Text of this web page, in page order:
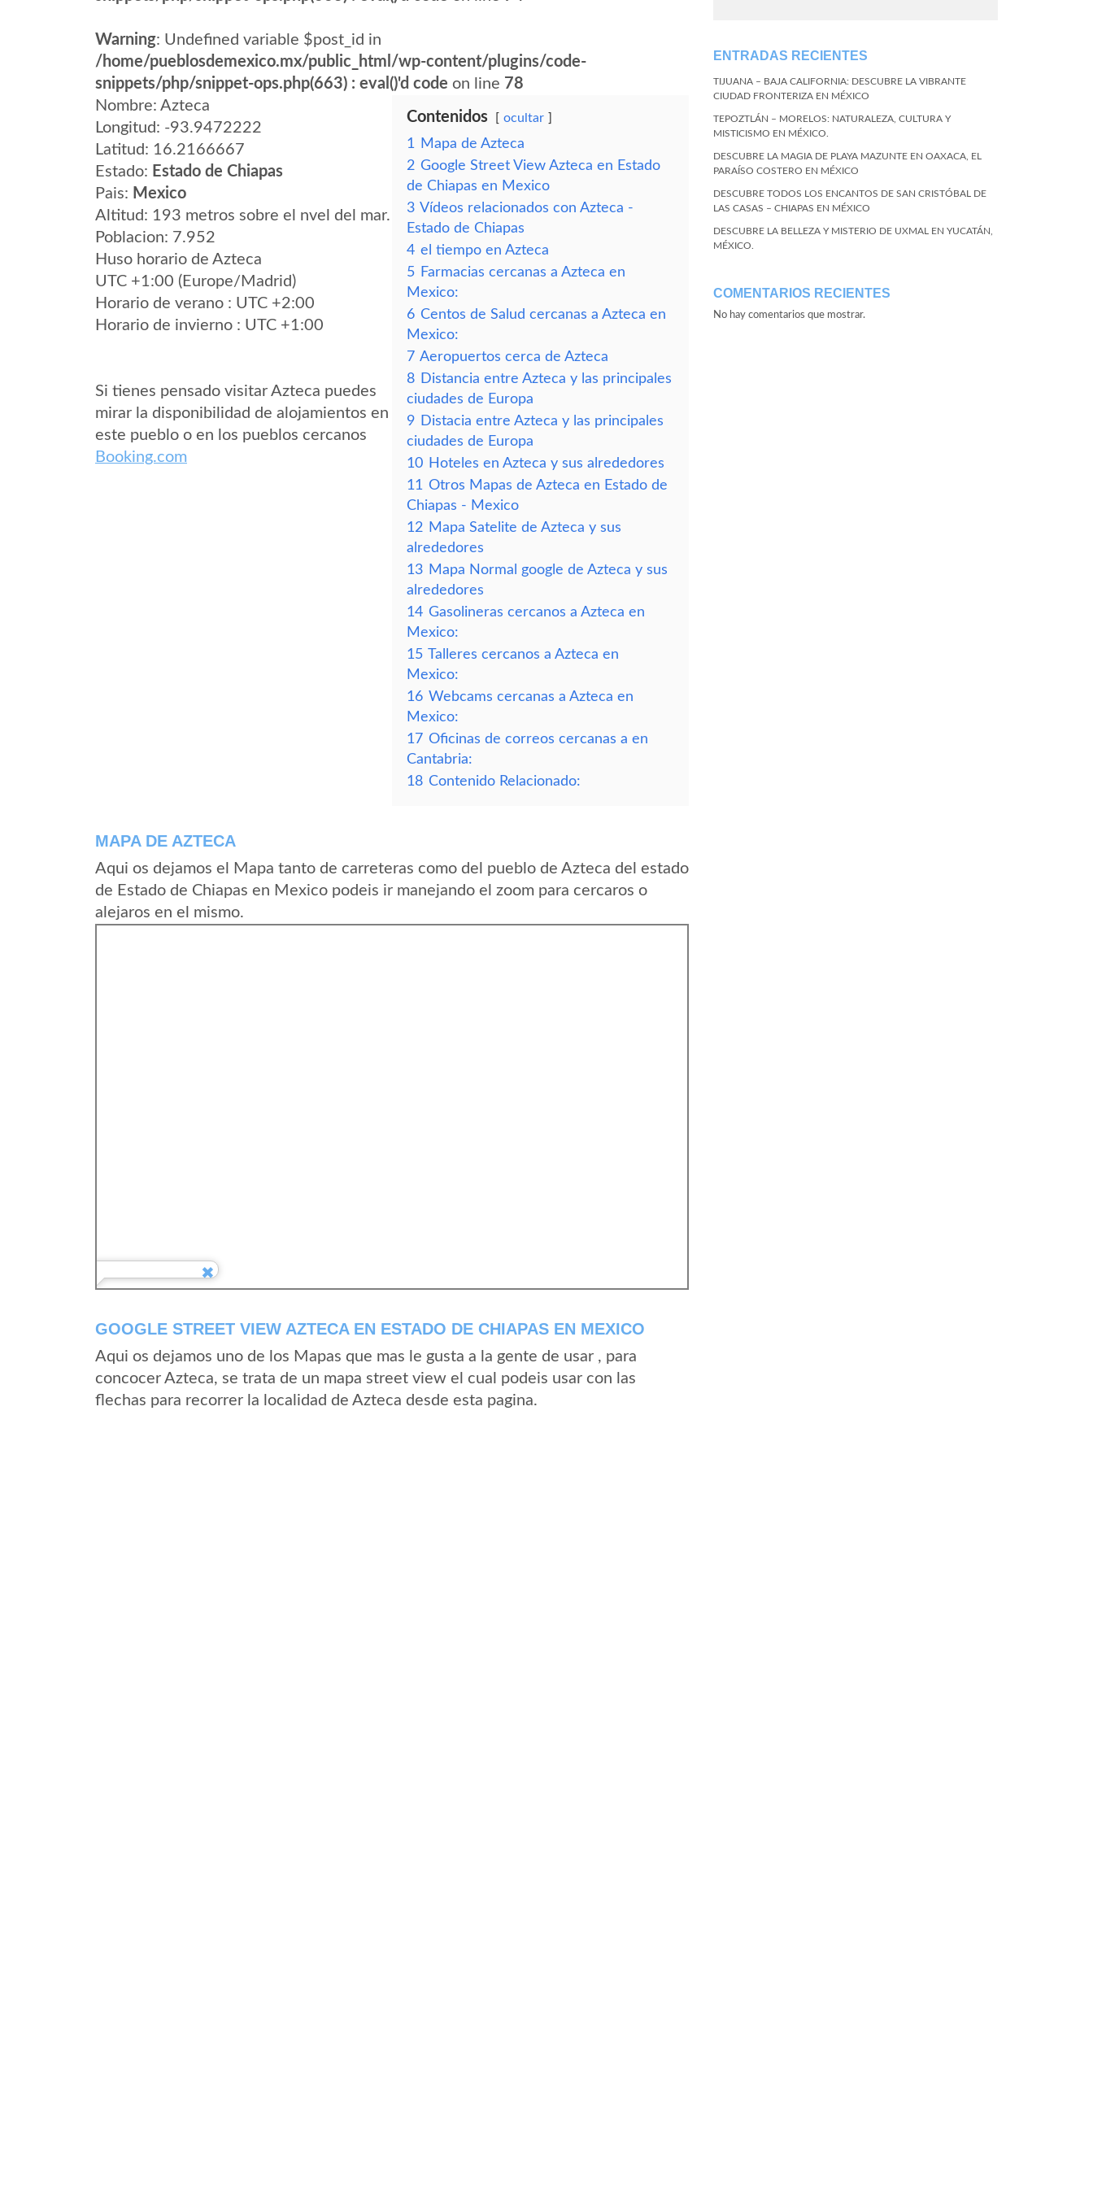
Warning: Undefined variable $post_id in
/home/pueblosdemexico.mx/public_html/wp-content/plugins/code-
snippets/php/snippet-ops.php(663) : eval()'d code on line 78
Nombre: Azteca
Longitud: -93.9472222
Latitud: 16.2166667
Estado: Estado de Chiapas
Pais: Mexico
Altitud: 193 metros sobre el nvel del mar.
Poblacion: 7.952
Huso horario de Azteca
UTC +1:00 (Europe/Madrid)
Horario de verano : UTC +2:00
Horario de invierno : UTC +1:00
Si tienes pensado visitar Azteca puedes
mirar la disponibilidad de alojamientos en
este pueblo o en los pueblos cercanos
Booking.com
Contenidos ocultar
1
Mapa de Azteca
2 Google Street View Azteca en Estado
de Chiapas en Mexico
3 Vídeos relacionados con Azteca -
Estado de Chiapas
4 el tiempo en Azteca
5 Farmacias cercanas a Azteca en
Mexico:
6 Centos de Salud cercanas a Azteca en
Mexico:
7 Aeropuertos cerca de Azteca
8 Distancia entre Azteca y las principales
ciudades de Europa
9 Distacia entre Azteca y las principales
ciudades de Europa
10 Hoteles en Azteca y sus alrededores
11 Otros Mapas de Azteca en Estado de
Chiapas - Mexico
12 Mapa Satelite de Azteca y sus
alrededores
13 Mapa Normal google de Azteca y sus
alrededores
14 Gasolineras cercanos a Azteca en
Mexico:
15 Talleres cercanos a Azteca en
Mexico:
16 Webcams cercanas a Azteca en
Mexico:
17 Oficinas de correos cercanas a en
Cantabria:
18 Contenido Relacionado:
MAPA DE AZTECA
Aqui os dejamos el Mapa tanto de carreteras como del pueblo de Azteca del estado
de Estado de Chiapas en Mexico podeis ir manejando el zoom para cercaros o
alejaros en el mismo.
GOOGLE STREET VIEW AZTECA EN ESTADO DE CHIAPAS EN MEXICO
Aqui os dejamos uno de los Mapas que mas le gusta a la gente de usar , para
concocer Azteca, se trata de un mapa street view el cual podeis usar con las
flechas para recorrer la localidad de Azteca desde esta pagina.
ENTRADAS RECIENTES
TIJUANA – BAJA CALIFORNIA: DESCUBRE LA VIBRANTE
CIUDAD FRONTERIZA EN MÉXICO
TEPOZTLÁN – MORELOS: NATURALEZA, CULTURA Y
MISTICISMO EN MÉXICO.
DESCUBRE LA MAGIA DE PLAYA MAZUNTE EN OAXACA, EL
PARAÍSO COSTERO EN MÉXICO
DESCUBRE TODOS LOS ENCANTOS DE SAN CRISTÓBAL DE
LAS CASAS – CHIAPAS EN MÉXICO
DESCUBRE LA BELLEZA Y MISTERIO DE UXMAL EN YUCATÁN,
MÉXICO.
COMENTARIOS RECIENTES
No hay comentarios que mostrar.